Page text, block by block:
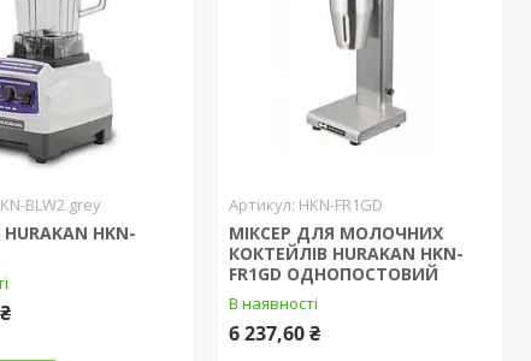
BLW2 grey
HKN-
HKN-FR1GD
МІКСЕР ДЛЯ МОЛОЧНИХ
КОКТЕЙЛІВ HURAKAN HKN-
FR1GD ОДНОПОСТОВИЙ
В наявності
6 237,60 ₴